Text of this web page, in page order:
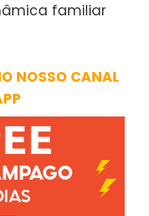
familiar
NOSSO CANAL